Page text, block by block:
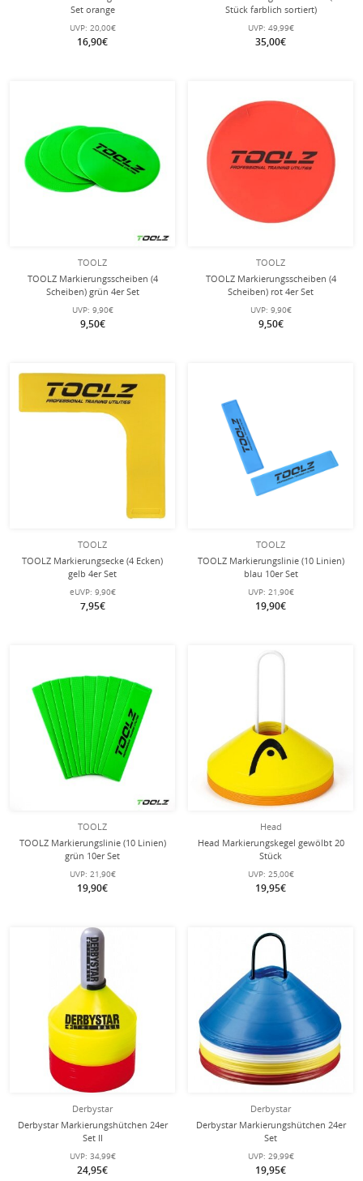
Set orange
UVP: 20,00€
16,90€
Stück farblich sortiert)
UVP: 49,99€
35,00€
TOOLZ
TOOLZ Markierungsscheiben (4
Scheiben) grün 4er Set
UVP: 9,90€
9,50€
TOOLZ
TOOLZ Markierungsscheiben (4
Scheiben) rot 4er Set
UVP: 9,90€
9,50€
TOOLZ
TOOLZ Markierungsecke (4 Ecken)
gelb 4er Set
eUVP: 9,90€
7,95€
TOOLZ
TOOLZ Markierungslinie (10 Linien)
blau 10er Set
UVP: 21,90€
19,90€
TOOLZ
TOOLZ Markierungslinie (10 Linien)
grün 10er Set
UVP: 21,90€
19,90€
Head
Head Markierungskegel gewölbt 20
Stück
UVP: 25,00€
19,95€
Derbystar
Derbystar Markierungshütchen 24er
Set II
UVP: 34,99€
24,95€
Derbystar
Derbystar Markierungshütchen 24er
Set
UVP: 29,99€
19,95€